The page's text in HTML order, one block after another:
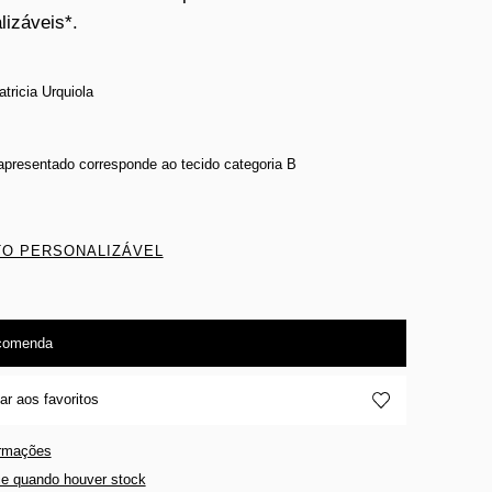
Urquiola
corresponde ao tecido categoria B
PERSONALIZÁVEL
aos favoritos
quando houver stock